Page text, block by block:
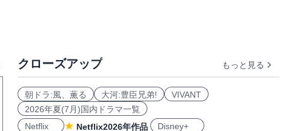
クローズアップ もっと見る
朝ドラ:風、薫る 大河:豊臣兄弟!
VIVANT
2026年夏(7月)国内ドラマ一覧
Netflix
Netflix2026年作品
Disney+